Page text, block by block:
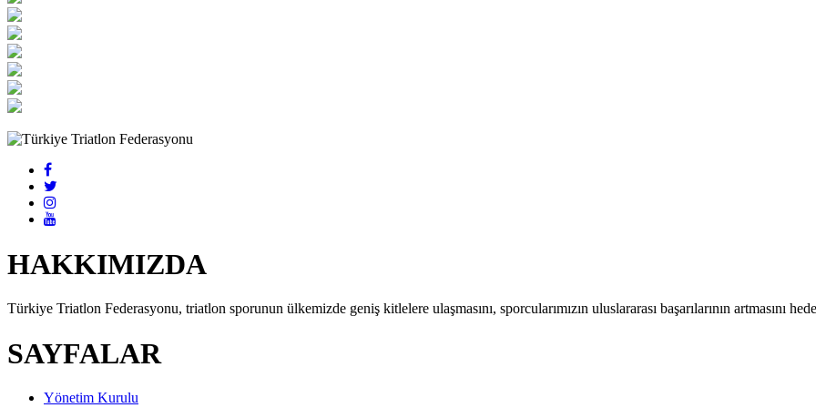
HAKKIMIZDA
Türkiye Triatlon Federasyonu, triatlon sporunun ülkemizde geniş kitlelere ulaşmasını, sporcularımızın uluslararası başarılarının artmasını
SAYFALAR
Yönetim Kurulu